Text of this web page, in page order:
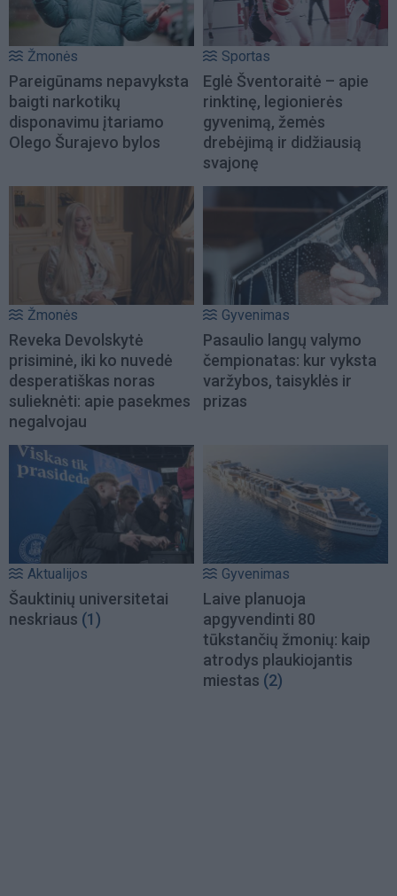
Žmonės
Pareigūnams nepavyksta
baigti narkotikų
disponavimu įtariamo
Olego Šurajevo bylos
Sportas
Eglė Šventoraitė – apie
rinktinę, legionierės
gyvenimą, žemės
drebėjimą ir didžiausią
svajonę
Žmonės
Reveka Devolskytė
prisiminė, iki ko nuvedė
desperatiškas noras
sulieknėti: apie pasekmes
negalvojau
Gyvenimas
Pasaulio langų valymo
čempionatas: kur vyksta
varžybos, taisyklės ir
prizas
Aktualijos
Šauktinių universitetai
neskriaus (1)
Gyvenimas
Laive planuoja
apgyvendinti 80
tūkstančių žmonių: kaip
atrodys plaukiojantis
miestas (2)